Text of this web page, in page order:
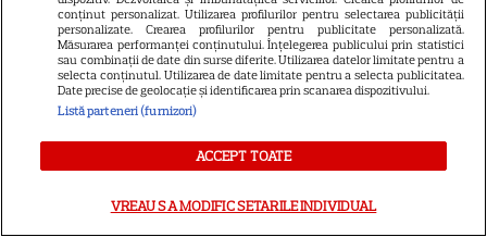
NUMĂRUL CURENT
ABONEAZA-TE LA REVISTĂ
conținut personalizat. Utilizarea profilurilor pentru selectarea publicității
personalizate. Crearea profilurilor pentru publicitate personalizată.
Măsurarea performanței conținutului. Înțelegerea publicului prin statistici
sau combinații de date din surse diferite. Utilizarea datelor limitate pentru a
selecta conținutul. Utilizarea de date limitate pentru a selecta publicitatea.
Date precise de geolocație și identificarea prin scanarea dispozitivului.
Listă parteneri (furnizori)
ACCEPT TOATE
VREAU SA MODIFIC SETARILE INDIVIDUAL